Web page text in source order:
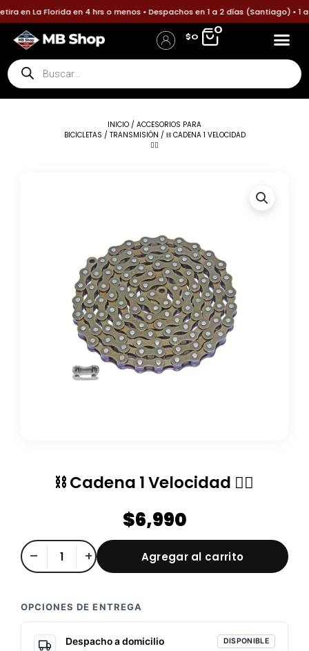
Ir
al
contenido
en La Florida en 4 hrs o menos • Despachos en 1 a 2 días (Santiago) •
$0
0
Búsqueda
de
productos
INICIO / ACCESORIOS PARA
BICICLETAS / TRANSMISIÓN / ⛓️ CADENA 1 VELOCIDAD
🚴‍♂️
⛓️ Cadena 1 Velocidad 🚴‍♂️
$6,990
⛓️
Cadena
Velocidad
🚴‍♂️
cantidad
– + Agregar al carrito
OPCIONES DE ENTREGA
Despacho a domicilio DISPONIBLE